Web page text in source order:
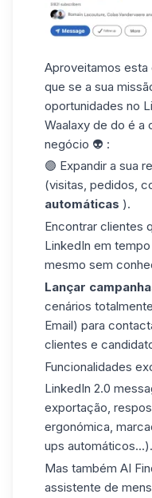
Aproveitamos esta
que se a sua
oportunidades no
Waalaxy de do é a
negócio 👽 :
🟣 Expandir a sua
(visitas, pedidos,
automáticas ).
Encontrar clientes
LinkedIn em
mesmo sem
Lançar
cenários
Email) para
clientes e
Funcionalidades
LinkedIn 2.0
exportação,
ergonómica,
ups automáticos...).
Mas também AI
assistente de